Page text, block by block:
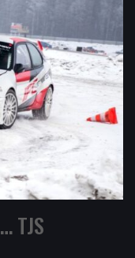
TJS